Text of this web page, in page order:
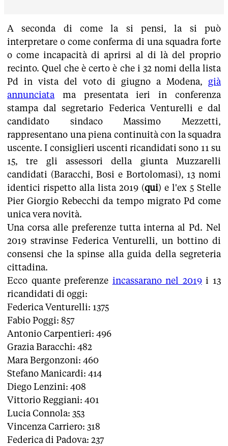
A seconda di come la si pensi, la si può
interpretare o come conferma di una squadra forte
o come incapacità di aprirsi al di là del proprio
recinto. Quel che è certo è che i 32 nomi della lista
Pd in vista del voto di giugno a Modena, già
annunciata ma presentata ieri in conferenza
stampa dal segretario Federica Venturelli e dal
candidato sindaco Massimo Mezzetti,
rappresentano una piena continuità con la squadra
uscente. I consiglieri uscenti ricandidati sono 11 su
15, tre gli assessori della giunta Muzzarelli
candidati (Baracchi, Bosi e Bortolomasi), 13 nomi
identici rispetto alla lista 2019 (qui) e l'ex 5 Stelle
Pier Giorgio Rebecchi da tempo migrato Pd come
unica vera novità.
Una corsa alle preferenze tutta interna al Pd. Nel
2019 stravinse Federica Venturelli, un bottino di
consensi che la spinse alla guida della segreteria
cittadina.
Ecco quante preferenze incassarano nel 2019i 13
ricandidati di oggi:
Federica Venturelli: 1375
Fabio Poggi: 857
Antonio Carpentieri: 496
Grazia Baracchi: 482
Mara Bergonzoni: 460
Stefano Manicardi: 414
Diego Lenzini: 408
Vittorio Reggiani: 401
Lucia Connola: 353
Vincenza Carriero: 318
Federica di Padova: 237